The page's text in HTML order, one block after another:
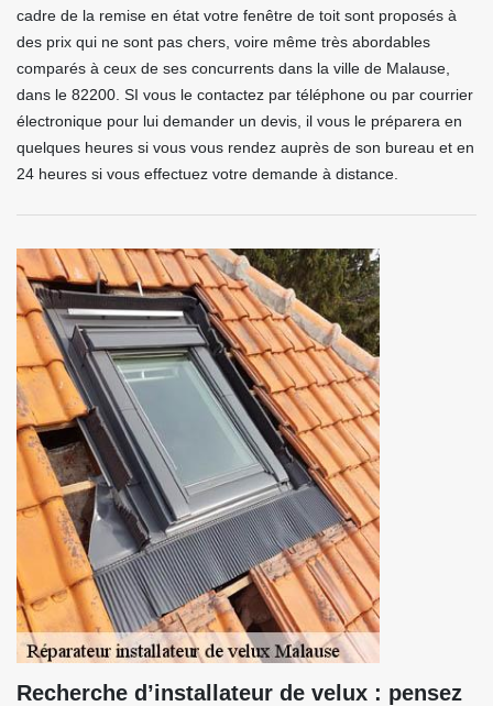
cadre de la remise en état votre fenêtre de toit sont proposés à
des prix qui ne sont pas chers, voire même très abordables
comparés à ceux de ses concurrents dans la ville de Malause,
dans le 82200. SI vous le contactez par téléphone ou par courrier
électronique pour lui demander un devis, il vous le préparera en
quelques heures si vous vous rendez auprès de son bureau et en
24 heures si vous effectuez votre demande à distance.
Recherche d’installateur de velux : pensez